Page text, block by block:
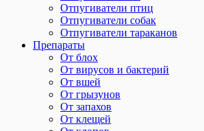
Отпугиватели птиц
Отпугиватели собак
Отпугиватели тараканов
Препараты
От блох
От вирусов и бактерий
От вшей
От грызунов
От запахов
От клещей